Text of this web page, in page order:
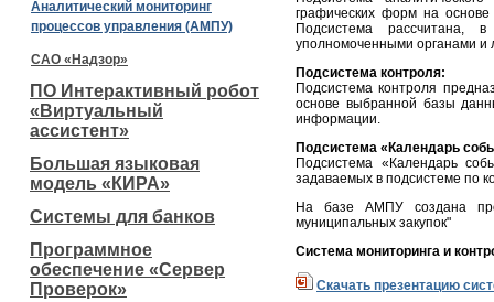
Аналитический мониторинг
процессов управления (АМПУ)
САО «Надзор»
ПО Интерактивный робот
«Виртуальный
ассистент»
Большая языковая
модель «КИРА»
Системы для банков
Программное
обеспечение «Сервер
Проверок»
графических форм на
Подсистема рассчитана,
уполномоченными органами
Подсистема контроля:
Подсистема контроля
основе выбранной базы
информации.
Подсистема «Календарь
Подсистема «Календарь
задаваемых в подсистеме по
На базе АМПУ создана
муниципальных закупок"
Система мониторинга и
Скачать презентацию